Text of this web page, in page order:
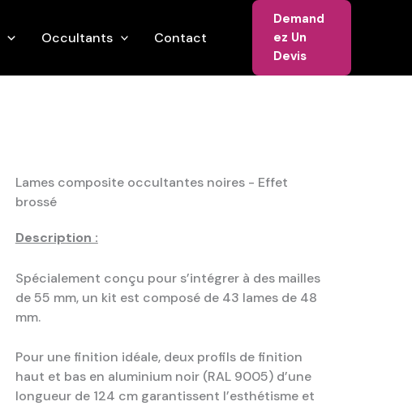
Occultants Contact
Demand
Ez Un
Devis
Lames composite occultantes noires - Effet
brossé
Description :
Spécialement conçu pour s’intégrer à des mailles
de 55 mm, un kit est composé de 43 lames de 48
mm.
Pour une finition idéale, deux profils de finition
haut et bas en aluminium noir (RAL 9005) d’une
longueur de 124 cm garantissent l’esthétisme et